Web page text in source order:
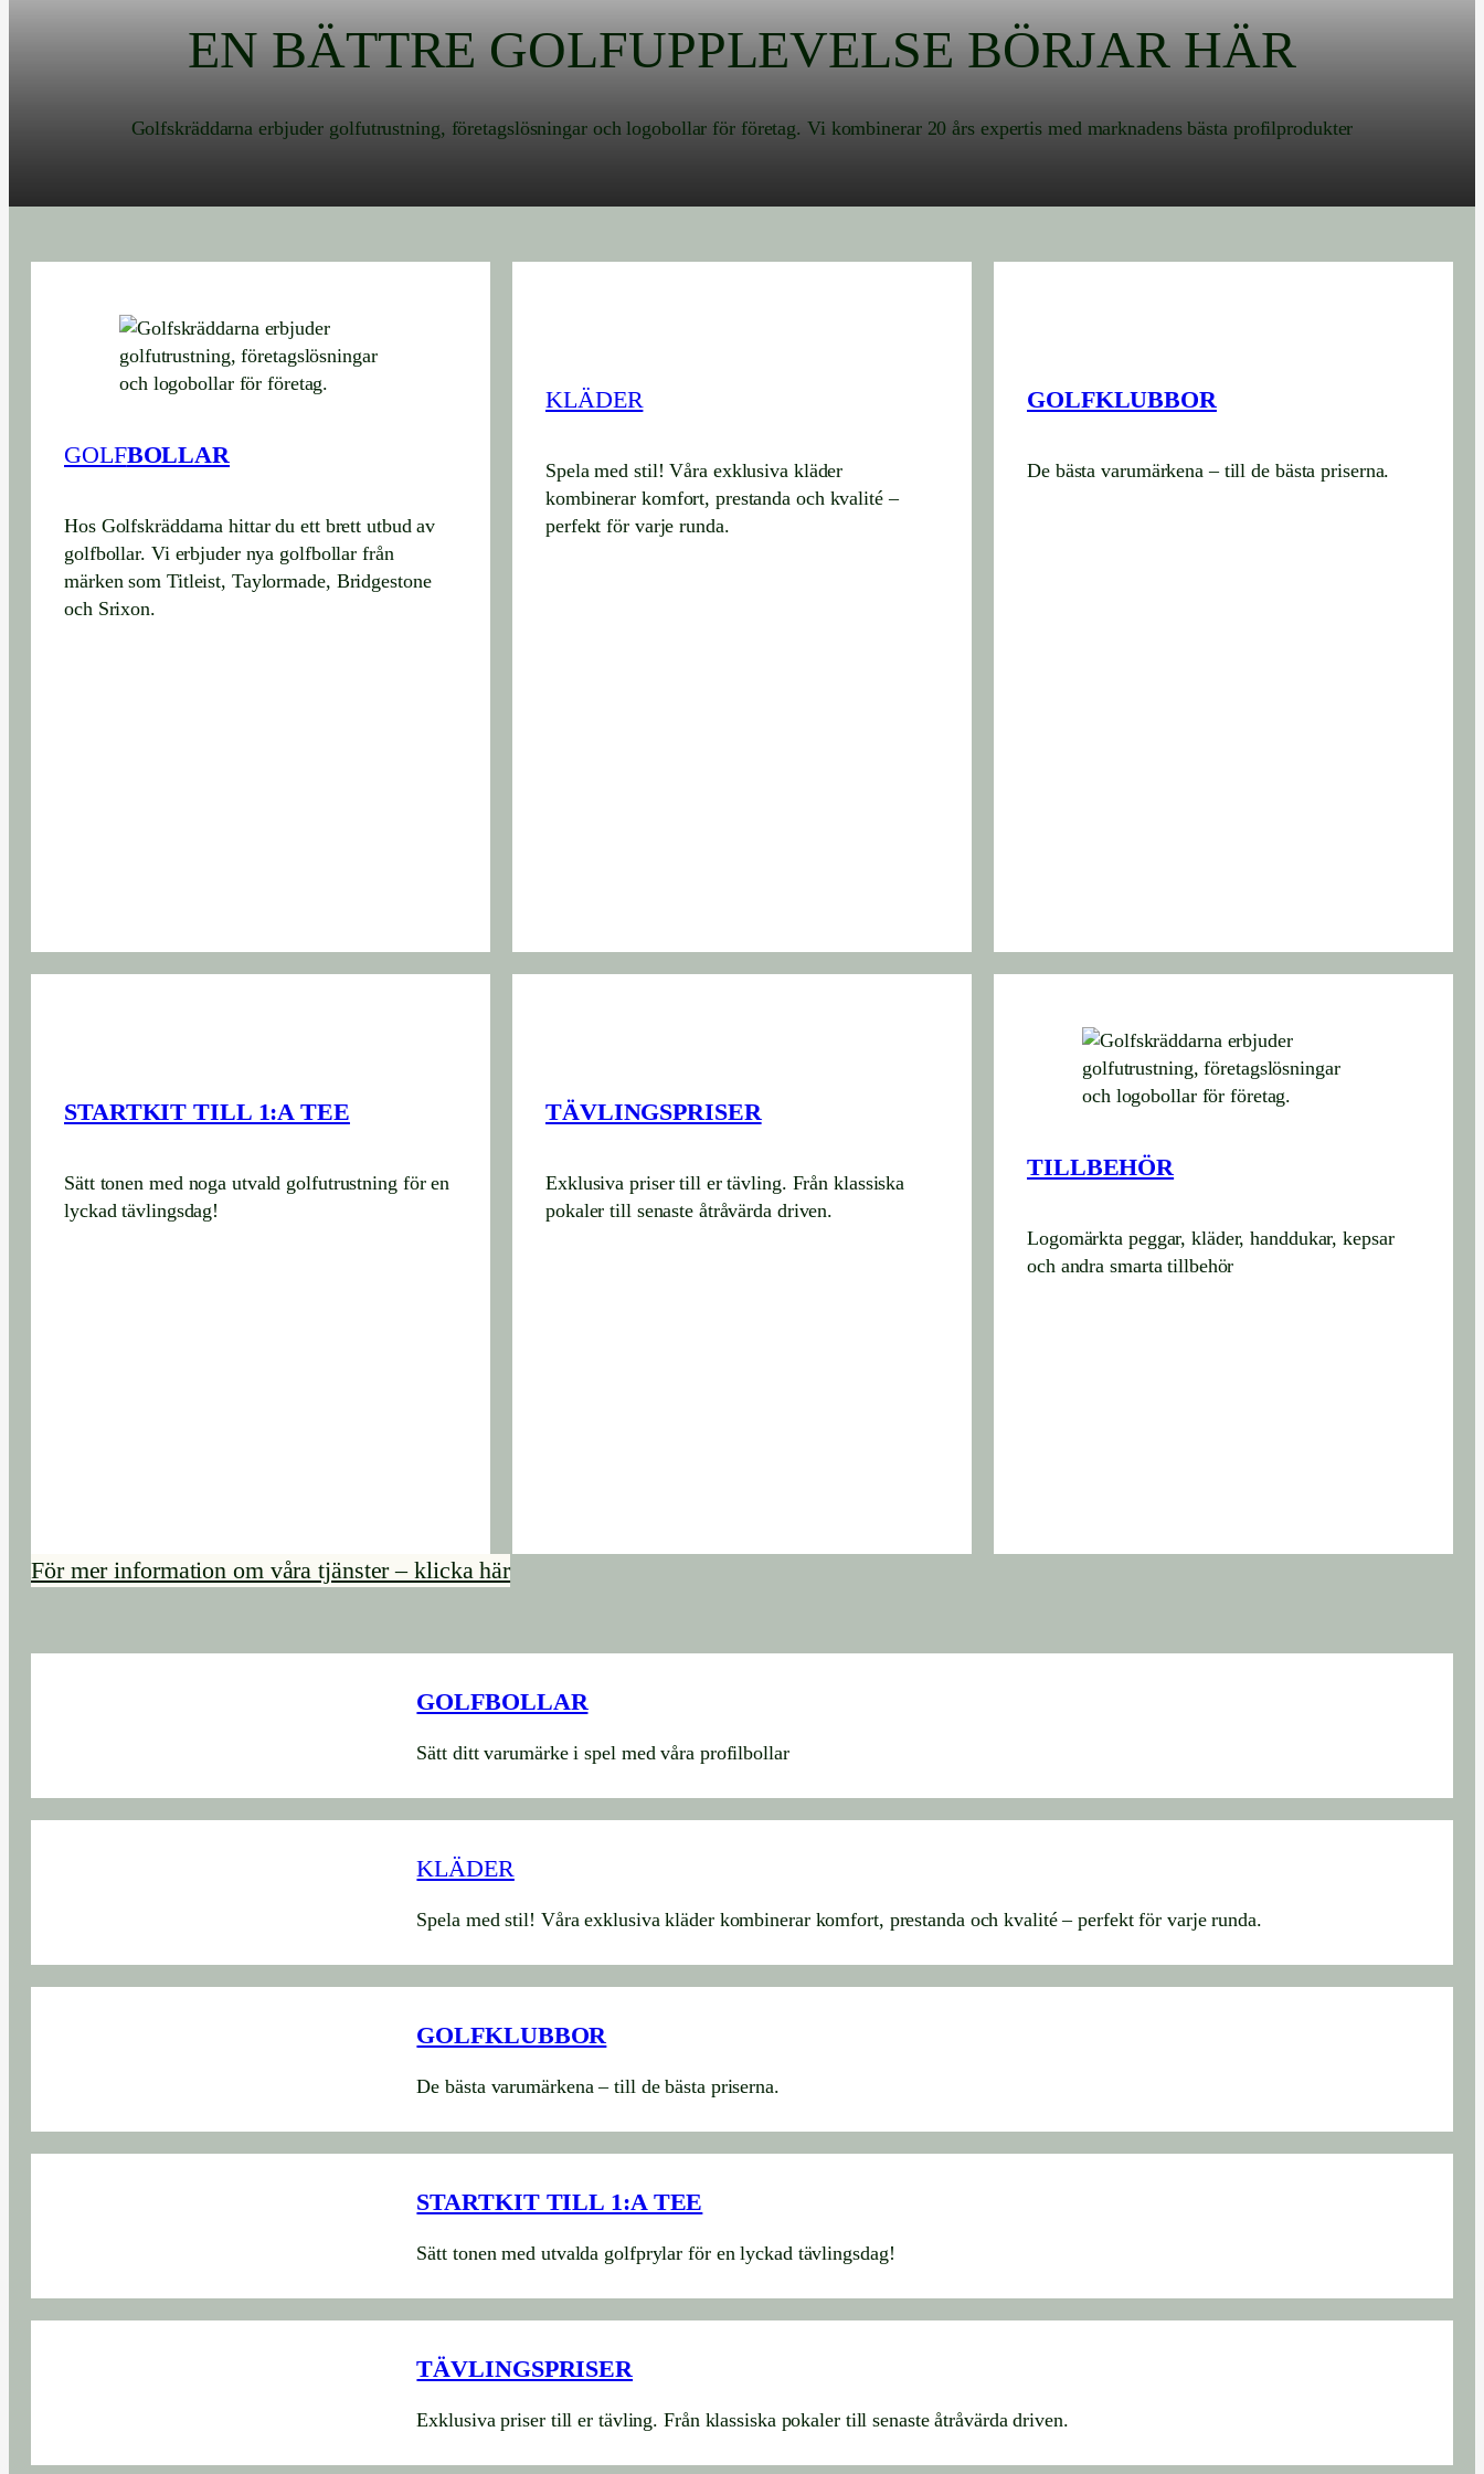
EN BÄTTRE GOLFUPPLEVELSE BÖRJAR HÄR
Golfskräddarna erbjuder golfutrustning, företagslösningar och logobollar för företag. Vi kombinerar 20 års expertis med marknadens bästa profilprodukter
GOLFBOLLAR
Hos Golfskräddarna hittar du ett brett utbud av
golfbollar. Vi erbjuder nya golfbollar från
märken som Titleist, Taylormade, Bridgestone
och Srixon.
KLÄDER
Spela med stil! Våra exklusiva kläder
kombinerar komfort, prestanda och kvalité –
perfekt för varje runda.
GOLFKLUBBOR
De bästa varumärkena – till de bästa priserna.
STARTKIT TILL 1:A TEE
Sätt tonen med noga utvald golfutrustning för en
lyckad tävlingsdag!
TÄVLINGSPRISER
Exklusiva priser till er tävling. Från klassiska
pokaler till senaste åtråvärda driven.
TILLBEHÖR
Logomärkta peggar, kläder, handdukar, kepsar
och andra smarta tillbehör
För mer information om våra tjänster – klicka här
GOLFBOLLAR
Sätt ditt varumärke i spel med våra profilbollar
KLÄDER
Spela med stil! Våra exklusiva kläder kombinerar komfort, prestanda och kvalité – perfekt för varje runda.
GOLFKLUBBOR
De bästa varumärkena – till de bästa priserna.
STARTKIT TILL 1:A TEE
Sätt tonen med utvalda golfprylar för en lyckad tävlingsdag!
TÄVLINGSPRISER
Exklusiva priser till er tävling. Från klassiska pokaler till senaste åtråvärda driven.